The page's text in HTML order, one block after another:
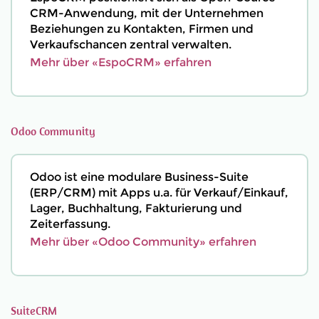
CRM-Anwendung, mit der Unternehmen
Beziehungen zu Kontakten, Firmen und
Verkaufschancen zentral verwalten.
Mehr über «EspoCRM» erfahren
Odoo Community
Odoo ist eine modulare Business-Suite
(ERP/CRM) mit Apps u.a. für Verkauf/Einkauf,
Lager, Buchhaltung, Fakturierung und
Zeiterfassung.
Mehr über «Odoo Community» erfahren
SuiteCRM